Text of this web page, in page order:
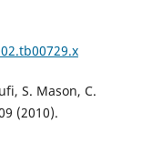
S. Mason, C.
(2010).